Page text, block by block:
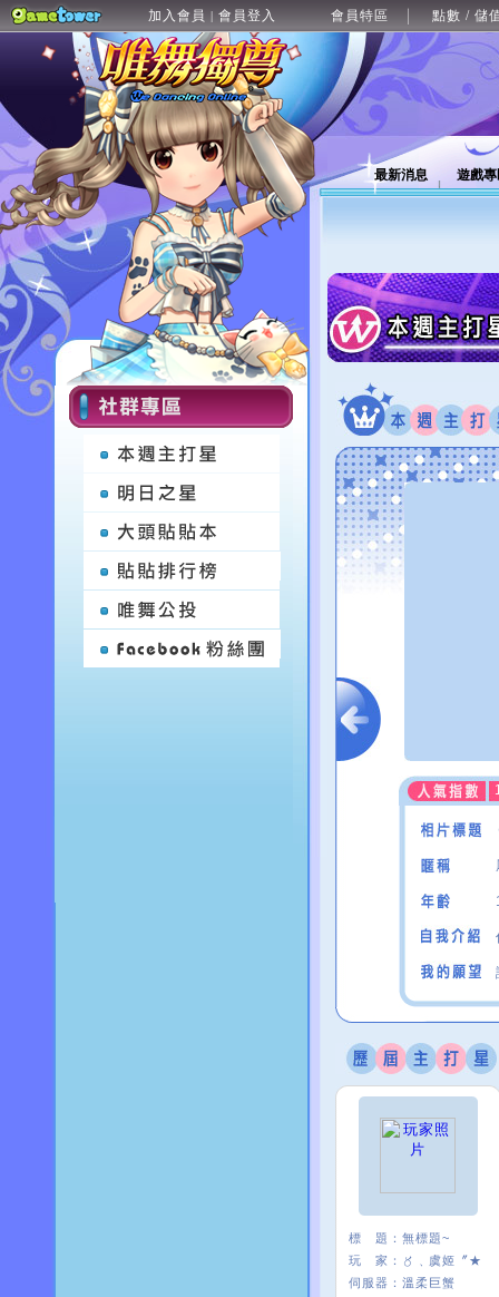
加入會員 | 會員登入 會員特區 點數 / 儲
最新消息 遊戲
標 題： 無標題~
玩 家：
〥﹑虞姬〞★
伺服器： 溫柔巨蟹